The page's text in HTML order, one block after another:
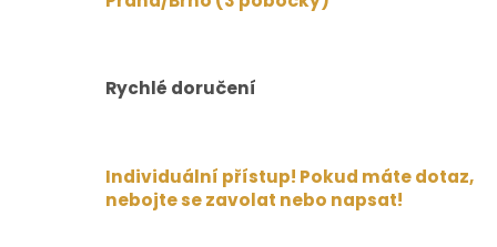
Rychlé doručení
Individuální přístup! Pokud máte dotaz,
nebojte se zavolat nebo napsat!